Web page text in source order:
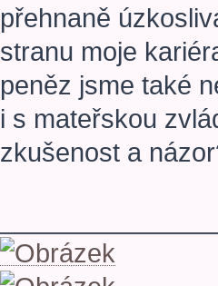
přehnaně
stranu moje
peněz jsme také
i s mateřskou
zkušenost a